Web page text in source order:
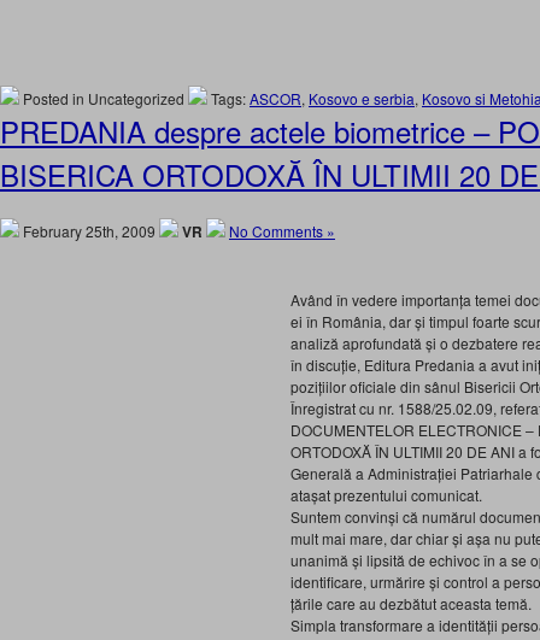
Posted in Uncategorized Tags:ASCOR, Kosovo e serbia, Kosovo si
PREDANIA despre actele biometrice –
BISERICA ORTODOXĂ ÎN ULTIMII 20
February 25th, 2009 VR No Comments »
Având în vedere importanța temei
ei în România, dar și timpul foarte
analiză aprofundată și o dezbatere
în discuție, Editura Predania a avut
pozițiilor oficiale din sânul Bisericii
Înregistrat cu nr. 1588/25.02.09,
DOCUMENTELOR ELECTRONICE –
ORTODOXĂ ÎN ULTIMII 20 DE ANI a
Generală a Administrației
atașat prezentului comunicat.
Suntem convinși că numărul
mult mai mare, dar chiar și așa nu
unanimă și lipsită de echivoc în a se
identificare, urmărire și control a
țările care au dezbătut aceasta temă.
Simpla transformare a identității